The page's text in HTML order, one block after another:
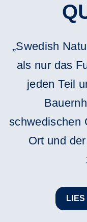
„Swedish
als nur das
jeden Teil
schwedischen
Ort und